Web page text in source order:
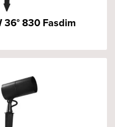
36° 830 Fasdim